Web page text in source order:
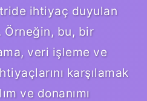
ihtiyaç duyulan
Örneğin, bu, bir
veri işleme ve
karşılamak
ve donanımı